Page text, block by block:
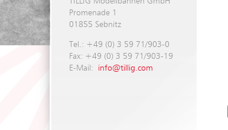
Promenade 1
01855 Sebnitz
Tel.: +49 (0) 3 59 71/903-0
Fax: +49 (0) 3 59 71/903-19
E-Mail:
info@tillig.com